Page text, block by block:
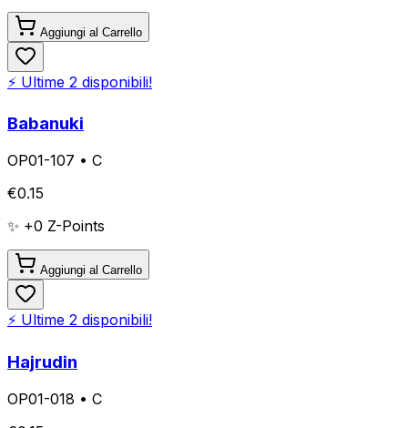
Aggiungi al Carrello
⚡ Ultime 2 disponibili!
Babanuki
OP01-107 • C
€0.15
✨ +0 Z-Points
Aggiungi al Carrello
⚡ Ultime 2 disponibili!
Hajrudin
OP01-018 • C